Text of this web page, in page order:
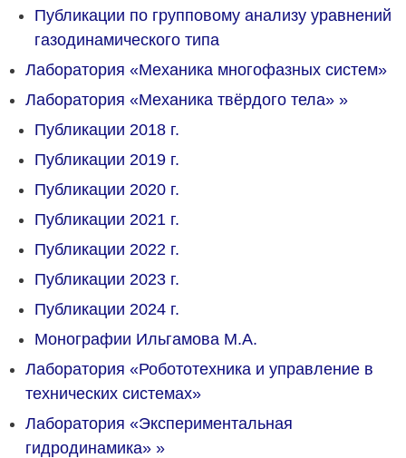
Публикации по групповому анализу уравнений
газодинамического типа
Лаборатория «Механика многофазных систем»
Лаборатория «Механика твёрдого тела» »
Публикации 2018 г.
Публикации 2019 г.
Публикации 2020 г.
Публикации 2021 г.
Публикации 2022 г.
Публикации 2023 г.
Публикации 2024 г.
Монографии Ильгамова М.А.
Лаборатория «Робототехника и управление в
технических системах»
Лаборатория «Экспериментальная
гидродинамика» »